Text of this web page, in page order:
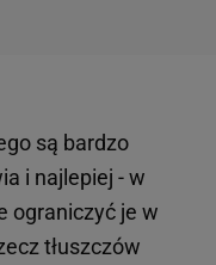
są bardzo
i najlepiej - w
ograniczyć je w
tłuszczów